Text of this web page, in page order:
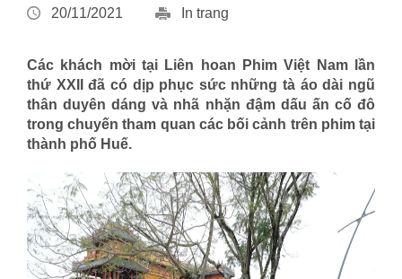
20/11/2021 In trang
Các khách mời tại Liên hoan Phim Việt Nam lần
thứ XXII đã có dịp phục sức những tà áo dài ngũ
thân duyên dáng và nhã nhặn đậm dấu ấn cố đô
trong chuyến tham quan các bối cảnh trên phim tại
thành phố Huế.